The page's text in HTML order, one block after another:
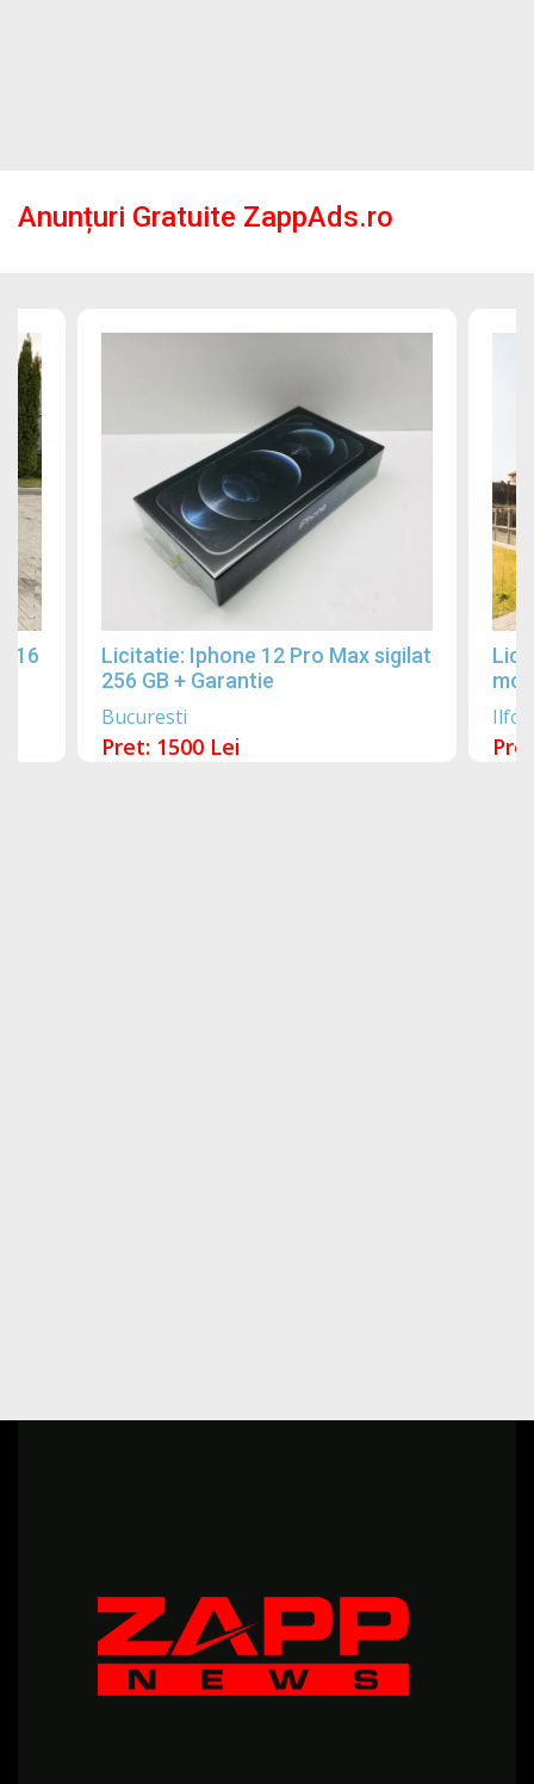
Anunțuri Gratuite ZappAds.ro
Licitatie: Iphone 12 Pro Max sigilat
256 GB + Garantie
Bucuresti
Pret: 1500 Lei
Ilfov